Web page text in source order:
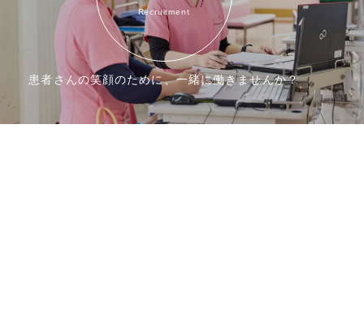
Recruitment
患者さんの笑顔のために、一緒に働きませんか？